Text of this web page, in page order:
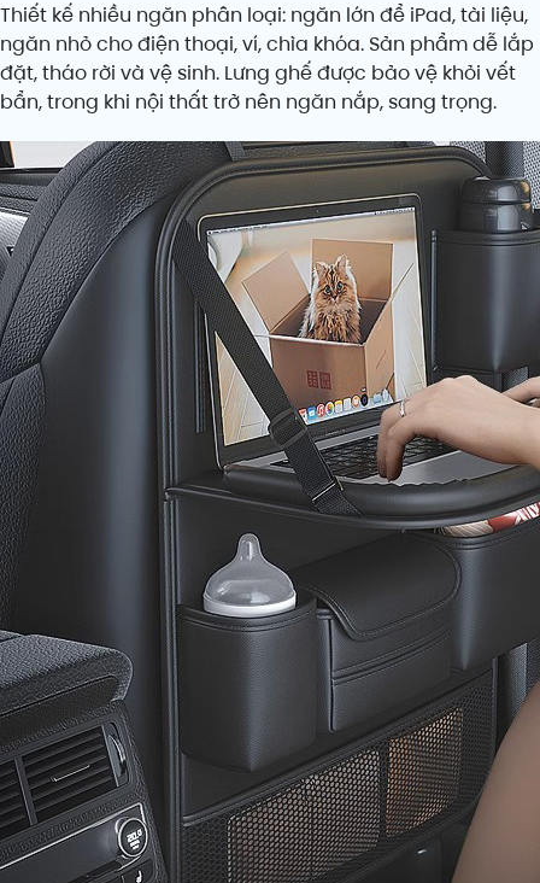
Thiết kế nhiều ngăn phân loại: ngăn lớn để iPad, tài liệu,
ngăn nhỏ cho điện thoại, ví, chìa khóa. Sản phẩm dễ lắp
đặt, tháo rời và vệ sinh. Lưng ghế được bảo vệ khỏi vết
bẩn, trong khi nội thất trở nên ngăn nắp, sang trọng.